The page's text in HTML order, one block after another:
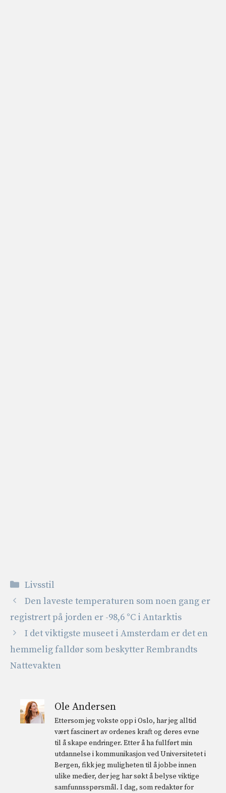
Kategorier
Livsstil
Den laveste temperaturen som noen gang er
registrert på jorden er -98,6 °C i Antarktis
I det viktigste museet i Amsterdam er det en
hemmelig falldør som beskytter Rembrandts
Nattevakten
Ole Andersen
Ettersom jeg vokste opp i Oslo, har jeg alltid
vært fascinert av ordenes kraft og deres evne
til å skape endringer. Etter å ha fullført min
utdannelse i kommunikasjon ved Universitetet i
Bergen, fikk jeg muligheten til å jobbe innen
ulike medier, der jeg har søkt å belyse viktige
samfunnsspørsmål. I dag, som redaktør for